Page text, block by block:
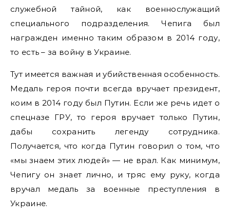
служебной тайной, как военнослужащий
специального подразделения. Чепига был
награжден именно таким образом в 2014 году,
то есть – за войну в Украине.
Тут имеется важная и убийственная особенность.
Медаль героя почти всегда вручает президент,
коим в 2014 году был Путин. Если же речь идет о
спецназе ГРУ, то героя вручает только Путин,
дабы сохранить легенду сотрудника.
Получается, что когда Путин говорил о том, что
«мы знаем этих людей» — не врал. Как минимум,
Чепигу он знает лично, и тряс ему руку, когда
вручал медаль за военные преступления в
Украине.